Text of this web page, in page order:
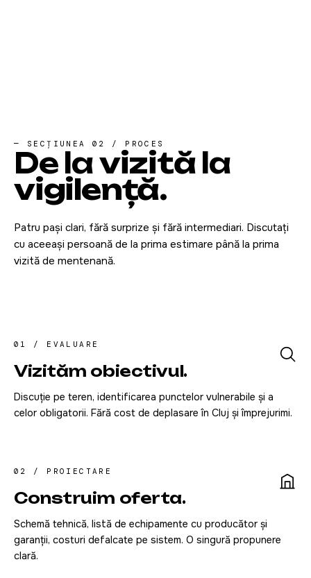
— SECȚIUNEA 02 / PROCES
De lavizităla
vigilență.
Patru pași clari, fără surprize și fără intermediari. Discutați
cu aceeași persoană de la prima estimare până la prima
vizită de mentenanță.
01 / EVALUARE
Vizităm obiectivul.
Discuție pe teren, identificarea punctelor vulnerabile și a
celor obligatorii. Fără cost de deplasare în Cluj și împrejurimi.
02 / PROIECTARE
Construim oferta.
Schemă tehnică, listă de echipamente cu producător și
garanții, costuri defalcate pe sistem. O singură propunere
clară.